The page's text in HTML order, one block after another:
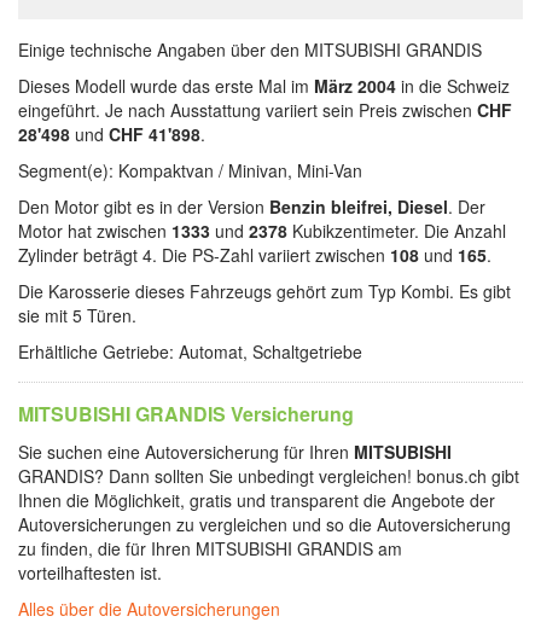
Einige technische Angaben über den MITSUBISHI GRANDIS
Dieses Modell wurde das erste Mal im März 2004 in die Schweiz
eingeführt. Je nach Ausstattung variiert sein Preis zwischen CHF
28'498 und CHF 41'898.
Segment(e): Kompaktvan / Minivan, Mini-Van
Den Motor gibt es in der Version Benzin bleifrei, Diesel. Der
Motor hat zwischen 1333 und 2378 Kubikzentimeter. Die Anzahl
Zylinder beträgt 4. Die PS-Zahl variiert zwischen 108 und 165.
Die Karosserie dieses Fahrzeugs gehört zum Typ Kombi. Es gibt
sie mit 5 Türen.
Erhältliche Getriebe: Automat, Schaltgetriebe
MITSUBISHI GRANDIS Versicherung
Sie suchen eine Autoversicherung für Ihren MITSUBISHI
GRANDIS? Dann sollten Sie unbedingt vergleichen! bonus.ch gibt
Ihnen die Möglichkeit, gratis und transparent die Angebote der
Autoversicherungen zu vergleichen und so die Autoversicherung
zu finden, die für Ihren MITSUBISHI GRANDIS am
vorteilhaftesten ist.
Alles über die Autoversicherungen